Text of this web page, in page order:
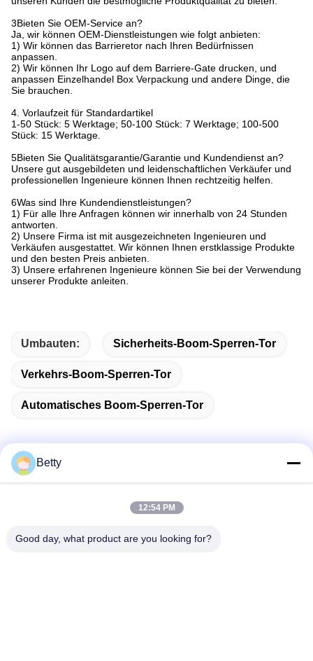
3Bieten Sie OEM-Service an?
Ja, wir können OEM-Dienstleistungen wie folgt anbieten:
1) Wir können das Barrieretor nach Ihren Bedürfnissen
anpassen.
2) Wir können Ihr Logo auf dem Barriere-Gate drucken, und
anpassen Einzelhandel Box Verpackung und andere Dinge, die
Sie brauchen.
4. Vorlaufzeit für Standardartikel
1-50 Stück: 5 Werktage; 50-100 Stück: 7 Werktage; 100-500
Stück: 15 Werktage.
5Bieten Sie Qualitätsgarantie/Garantie und Kundendienst an?
Unsere gut ausgebildeten und leidenschaftlichen Verkäufer und
professionellen Ingenieure können Ihnen rechtzeitig helfen.
6Was sind Ihre Kundendienstleistungen?
1) Für alle Ihre Anfragen können wir innerhalb von 24 Stunden
antworten.
2) Unsere Firma ist mit ausgezeichneten Ingenieuren und
Verkäufen ausgestattet. Wir können Ihnen erstklassige Produkte
und den besten Preis anbieten.
3) Unsere erfahrenen Ingenieure können Sie bei der Verwendung
unserer Produkte anleiten.
Umbauten: Sicherheits-Boom-Sperren-Tor
Verkehrs-Boom-Sperren-Tor
Automatisches Boom-Sperren-Tor
Nr. 106-, Südstraße Tangtian, Tangxia-Stadt, Dongguan,
Betty
12:54 PM
Good day, what product are you looking for?